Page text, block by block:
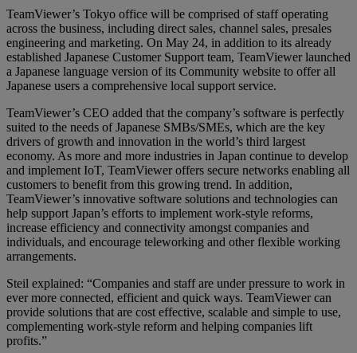
TeamViewer’s Tokyo office will be comprised of staff operating
across the business, including direct sales, channel sales, presales
engineering and marketing. On May 24, in addition to its already
established Japanese Customer Support team, TeamViewer launched
a Japanese language version of its Community website to offer all
Japanese users a comprehensive local support service.
TeamViewer’s CEO added that the company’s software is perfectly
suited to the needs of Japanese SMBs/SMEs, which are the key
drivers of growth and innovation in the world’s third largest
economy. As more and more industries in Japan continue to develop
and implement IoT, TeamViewer offers secure networks enabling all
customers to benefit from this growing trend. In addition,
TeamViewer’s innovative software solutions and technologies can
help support Japan’s efforts to implement work-style reforms,
increase efficiency and connectivity amongst companies and
individuals, and encourage teleworking and other flexible working
arrangements.
Steil explained: “Companies and staff are under pressure to work in
ever more connected, efficient and quick ways. TeamViewer can
provide solutions that are cost effective, scalable and simple to use,
complementing work-style reform and helping companies lift
profits.”